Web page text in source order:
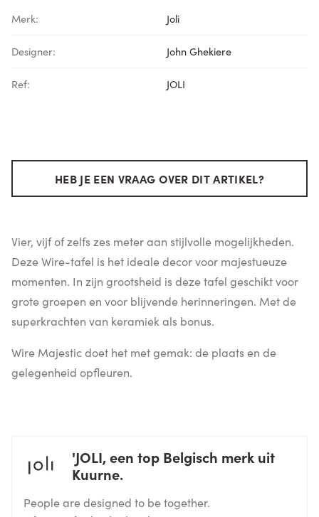
Merk: Joli
Designer: John Ghekiere
Ref: JOLI
HEB JE EEN VRAAG OVER DIT ARTIKEL?
Vier, vijf of zelfs zes meter aan stijlvolle mogelijkheden.
Deze Wire-tafel is het ideale decor voor majestueuze
momenten. In zijn grootsheid is deze tafel geschikt voor
grote groepen en voor blijvende herinneringen. Met de
superkrachten van keramiek als bonus.
Wire Majestic doet het met gemak: de plaats en de
gelegenheid opfleuren.
'JOLI, een top Belgisch merk uit
Kuurne.
People are designed to be together.